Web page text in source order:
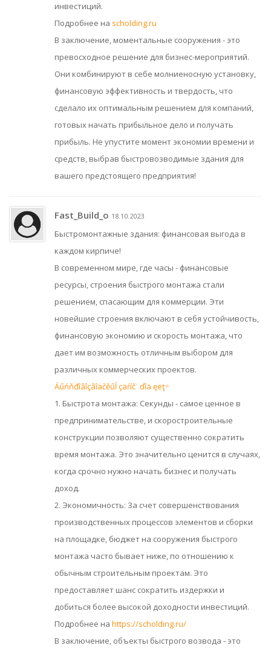
инвестиций.
Подробнее на scholding.ru
В заключение, моментальные сооружения - это
превосходное решение для бизнес-мероприятий.
Они комбинируют в себе молниеносную установку,
финансовую эффективность и твердость, что
сделало их оптимальным решением для компаний,
готовых начать прибыльное дело и получать
прибыль. Не упустите момент экономии времени и
средств, выбрав быстровозводимые здания для
вашего предстоящего предприятия!
Fast_Build_o 18.10.2023
Быстромонтажные здания: финансовая выгода в
каждом кирпиче!
В современном мире, где часы - финансовые
ресурсы, строения быстрого монтажа стали
решением, спасающим для коммерции. Эти
новейшие строения включают в себя устойчивость,
финансовую экономию и скорость монтажа, что
дает им возможность отличным выбором для
различных коммерческих проектов.
Áűńňđîâîçâîäčěűĺ çäŕíč˙ ďîä ęëţ÷
1. Быстрота монтажа: Секунды - самое ценное в
предпринимательстве, и скоростроительные
конструкции позволяют существенно сократить
время монтажа. Это значительно ценится в случаях,
когда срочно нужно начать бизнес и получать
доход.
2. Экономичность: За счет совершенствования
производственных процессов элементов и сборки
на площадке, бюджет на сооружения быстрого
монтажа часто бывает ниже, по отношению к
обычным строительным проектам. Это
предоставляет шанс сократить издержки и
добиться более высокой доходности инвестиций.
Подробнее на https://scholding.ru/
В заключение, объекты быстрого возвода - это